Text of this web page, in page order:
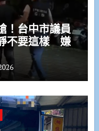
！台中市議員
不要這樣 嫌